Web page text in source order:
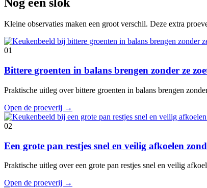
Kleine observaties maken een groot verschil. Deze extra
01
Bittere groenten in balans brengen zonder ze
Praktische uitleg over bittere groenten in balans brengen
Open de proeverij →
02
Een grote pan restjes snel en veilig afkoelen
Praktische uitleg over een grote pan restjes snel en veilig
Open de proeverij →